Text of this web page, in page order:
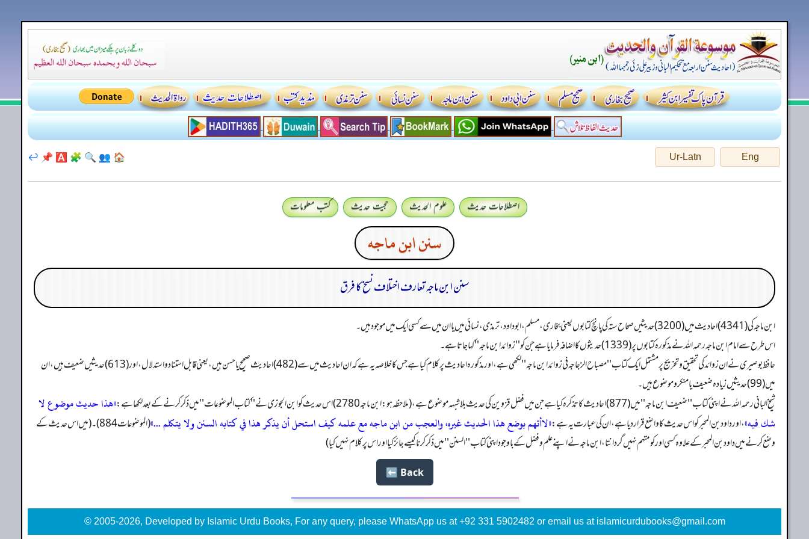
Eng
Ur-Latn
🏠
👥
🔍
🧩
🅰️
📌
↩️
اصطلاحات حدیث علوم الحدیث حجیت حدیث کتب معلومات
سنن ابن ماجه
سنن ابن ماجہ تعارف اختلاف نسخ کا فرق
ابن ماجہ کی (4341) احادیث میں (3200) حدیثیں صحاح ستہ کی پانچ کتابوں یعنی بخاری، مسلم، ابو داود، ترمذی، نسائی میں یا ان میں سے کسی ایک میں موجود ہیں۔
اس طرح سے امام ابن ماجہ رحمہ اللہ نے مذکورہ کتابوں پر (1339) حدیثوں کا اضافہ فرمایا ہے جن کو ''زوائد ابن ماجہ'' کہا جاتا ہے۔
حافظ بوصیری نے ان زوائد کی تحقیق وتخریج پر مشتمل ایک کتاب ''مصباح الزجاجہ فی زوائد ابن ماجہ'' لکھی ہے، اور مذکورہ احادیث پر کلام کیا ہے جس کا خلاصہ یہ ہے کہ ان احادیث میں سے (482) احادیث صحیح یا حسن ہیں، یعنی قابل استناد واستدلال، اور (613) حدیثیں ضعیف ہیں، ان
میں (99) حدیثیں زیادہ ضعیف یا منکر وموضوع ہیں۔
شیخ البانی رحمہ اللہ نے اپنی کتاب ''ضعیف ابن ماجہ'' میں (877) احادیث کا تذکرہ کیا ہے جن میں فضل قزوین کی حدیث بلا شبہہ موضوع ہے، (ملاحظہ ہو: ابن ماجہ2780) اس حدیث کو ابن الجوزی نے ''کتاب الموضوعات'' میں ذکر کرنے کے بعد لکھا ہے:
«هذا حديث موضوع لا
شك فيه»، اور داود بن المحبر کو اس حدیث کا واضع قرار دیا ہے، ان کی عبارت یہ ہے:«لاأتهم بوضع هذا الحديث غيره، والعجب من ابن ماجه مع علمه كيف استحل أن يذكر هذا في كتابه السنن ولا يتكلم ...»
(الموضوعات 884)۔ (میں اس حدیث کے
وضع کرنے میں داود بن المحبرکے علاوہ کسی اور کو متہم نہیں گردانتا، ابن ماجہ نے اپنے علم وفضل کے باوجود اپنی کتاب ''السنن ''میں ذکرکرنا کیسے جائز کیا اور اس پرکلام نہیں کیا)
Back ⬅️
© 2005-2026, Developed by Islamic Urdu Books, For any query, please WhatsApp us at +92 331 5902482 or email us at islamicurdubooks@gmail.com